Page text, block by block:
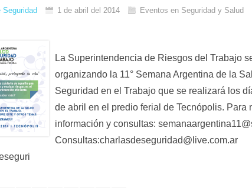
Seguridad 1 de abril del 2014 Eventos en Seguridad y Salud
La Superintendencia de Riesgos del Trabajo
organizando la 11° Semana Argentina de la
Seguridad en el Trabajo que se realizará los
de abril en el predio ferial de Tecnópolis. Para
información y consultas:
Consultas:charlasdeseguridad@live.com.ar